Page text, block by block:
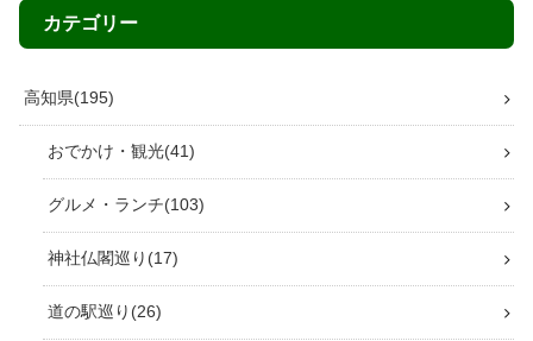
カテゴリー
高知県 195
おでかけ・観光 41
グルメ・ランチ 103
神社仏閣巡り 17
道の駅巡り 26